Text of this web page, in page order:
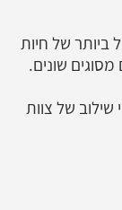
ביותר של חיות
שונים.
של צוות